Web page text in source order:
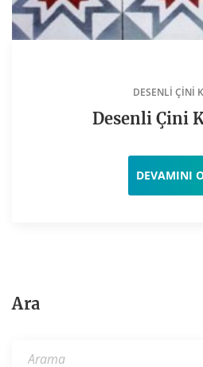
DESENLI ÇINI
Desenli Çini
DEVAMINI
Ara